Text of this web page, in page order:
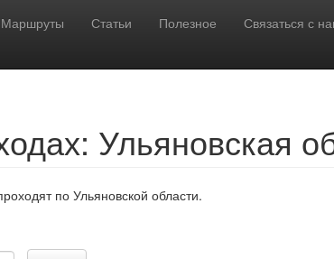
Маршруты Статьи Полезное Связаться с
Ульяновская
по Ульяновской области.